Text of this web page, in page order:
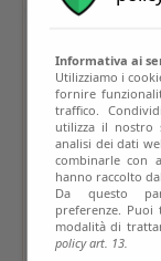
Informativa ai
Utilizziamo i
fornire
traffico.
utilizza il nostro
analisi dei dati
combinarle con
hanno raccolto
Da questo
preferenze.
modalità di
policy art. 13.